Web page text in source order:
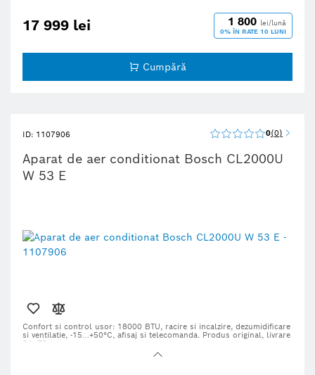
17 999 lei 1 800 lei/lună
0% ÎN RATE 10 LUNI
Cumpără
ID: 1107906 0 0
Aparat de aer conditionat Bosch CL2000U
W 53 E
Confort si control usor: 18000 BTU, racire si incalzire, dezumidificare
si ventilatie, -15…+50°C, afisaj si telecomanda. Produs original, livrare
24–72 ore.